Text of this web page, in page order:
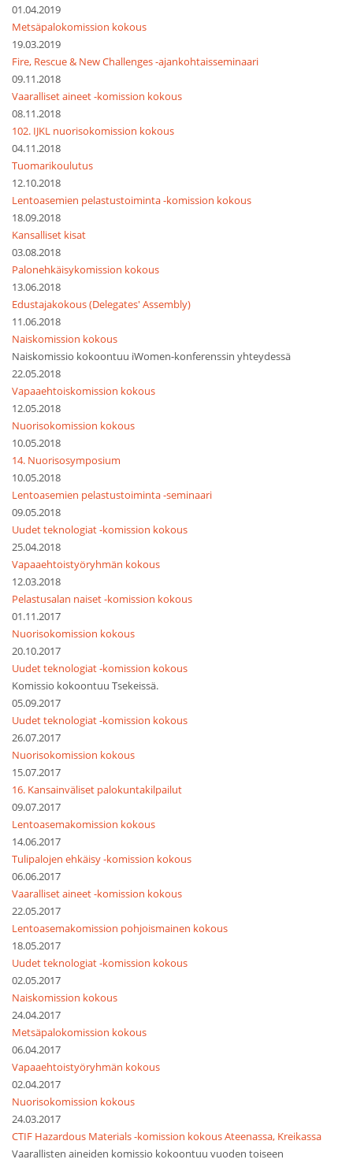
01.04.2019
Metsäpalokomission kokous
19.03.2019
Fire, Rescue & New Challenges -ajankohtaisseminaari
09.11.2018
Vaaralliset aineet -komission kokous
08.11.2018
102. IJKL nuorisokomission kokous
04.11.2018
Tuomarikoulutus
12.10.2018
Lentoasemien pelastustoiminta -komission kokous
18.09.2018
Kansalliset kisat
03.08.2018
Palonehkäisykomission kokous
13.06.2018
Edustajakokous (Delegates' Assembly)
11.06.2018
Naiskomission kokous
Naiskomissio kokoontuu iWomen-konferenssin yhteydessä
22.05.2018
Vapaaehtoiskomission kokous
12.05.2018
Nuorisokomission kokous
10.05.2018
14. Nuorisosymposium
10.05.2018
Lentoasemien pelastustoiminta -seminaari
09.05.2018
Uudet teknologiat -komission kokous
25.04.2018
Vapaaehtoistyöryhmän kokous
12.03.2018
Pelastusalan naiset -komission kokous
01.11.2017
Nuorisokomission kokous
20.10.2017
Uudet teknologiat -komission kokous
Komissio kokoontuu Tsekeissä.
05.09.2017
Uudet teknologiat -komission kokous
26.07.2017
Nuorisokomission kokous
15.07.2017
16. Kansainväliset palokuntakilpailut
09.07.2017
Lentoasemakomission kokous
14.06.2017
Tulipalojen ehkäisy -komission kokous
06.06.2017
Vaaralliset aineet -komission kokous
22.05.2017
Lentoasemakomission pohjoismainen kokous
18.05.2017
Uudet teknologiat -komission kokous
02.05.2017
Naiskomission kokous
24.04.2017
Metsäpalokomission kokous
06.04.2017
Vapaaehtoistyöryhmän kokous
02.04.2017
Nuorisokomission kokous
24.03.2017
CTIF Hazardous Materials -komission kokous Ateenassa, Kreikassa
Vaarallisten aineiden komissio kokoontuu vuoden toiseen